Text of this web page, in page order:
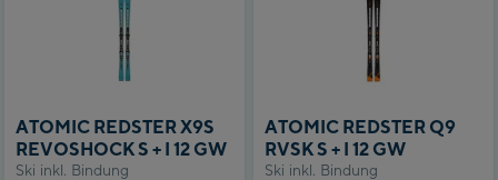
Ski inkl. Bindung
ATOMIC REDSTER X9S
REVOSHOCK S + I 12 GW
Ski inkl. Bindung
ATOMIC REDSTER Q9
RVSK S + I 12 GW